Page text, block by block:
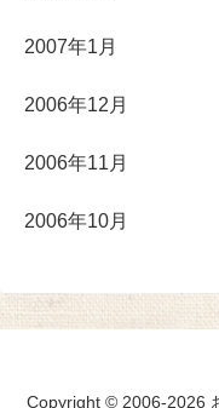
2007年1月
2006年12月
2006年11月
2006年10月
Copyright © 2006-2026